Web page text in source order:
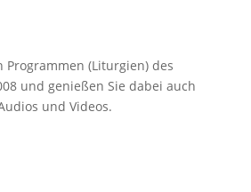
Programmen (Liturgien) des
und genießen Sie dabei auch
und Videos.